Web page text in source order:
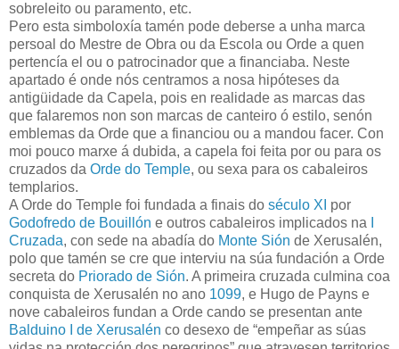
sobreleito ou paramento, etc.
Pero esta simboloxía tamén pode deberse a unha marca
persoal do Mestre de Obra ou da Escola ou Orde a quen
pertencía el ou o patrocinador que a financiaba. Neste
apartado é onde nós centramos a nosa hipóteses da
antigüidade da Capela, pois en realidade as marcas das
que falaremos non son marcas de canteiro ó estilo, senón
emblemas da Orde que a financiou ou a mandou facer. Con
moi pouco marxe á dubida, a capela foi feita por ou para os
cruzados da Orde do Temple, ou sexa para os cabaleiros
templarios.
A Orde do Temple foi fundada a finais do século XI por
Godofredo de Bouillón e outros cabaleiros implicados na
Cruzada, con sede na abadía do Monte Sión de Xerusalén,
polo que tamén se cre que interviu na súa fundación a Orde
secreta do Priorado de Sión. A primeira cruzada culmina coa
conquista de Xerusalén no ano 1099, e Hugo de Payns e
nove cabaleiros fundan a Orde cando se presentan ante
Balduino I de Xerusalén co desexo de “empeñar as súas